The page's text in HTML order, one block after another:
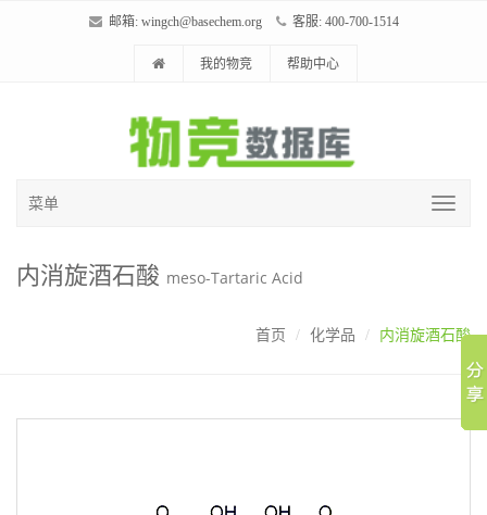
邮箱: wingch@basechem.org 客服: 400-700-1514
我的物竞 帮助中心
菜单
内消旋酒石酸 meso-Tartaric Acid
首页 化学品 内消旋酒石酸